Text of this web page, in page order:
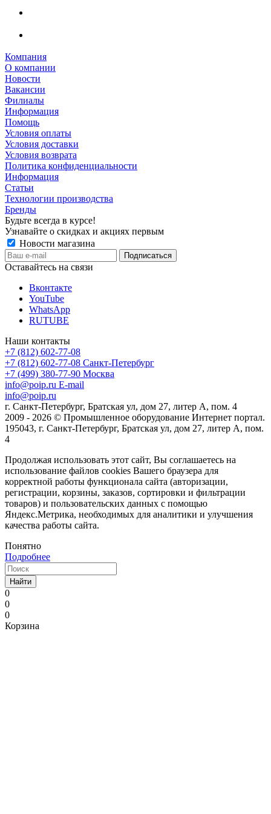
Компания
О компании
Новости
Вакансии
Филиалы
Информация
Помощь
Условия оплаты
Условия доставки
Условия возврата
Политика конфиденциальности
Информация
Статьи
Технологии производства
Бренды
Будьте всегда в курсе!
Узнавайте о скидках и акциях первым
Новости магазина
Оставайтесь на связи
Вконтакте
YouTube
WhatsApp
RUTUBE
Наши контакты
+7 (812) 602-77-08
+7 (812) 602-77-08 Санкт-Петербург
+7 (499) 380-77-90 Москва
info@poip.ru E-mail
info@poip.ru
г. Санкт-Петербург, Братская ул, дом 27, литер А, пом. 4
2009 - 2026 © Промышленное оборудование Интернет портал.
195043, г. Санкт-Петербург, Братская ул, дом 27, литер А, пом.
4
Продолжая использовать этот сайт, Вы соглашаетесь на
использование файлов cookies Вашего браузера для
корректной работы функционала сайта (авторизации,
регистрации, корзины, заказов, сортировки и фильтрации
товаров) и пользовательских данных с помощью
Яндекс.Метрика, необходимых для аналитики и улучшения
качества работы сайта.
Понятно
Подробнее
Найти
0
0
0
Корзина